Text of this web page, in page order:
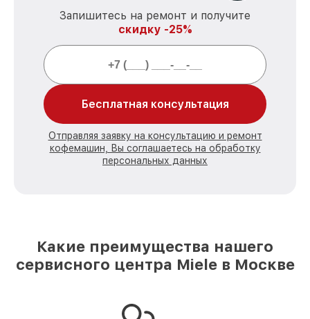
Запишитесь на ремонт и получите
скидку -25%
Бесплатная консультация
Отправляя заявку на консультацию и ремонт
кофемашин, Вы соглашаетесь на обработку
персональных данных
Какие преимущества нашего
сервисного центра Miele в Москве